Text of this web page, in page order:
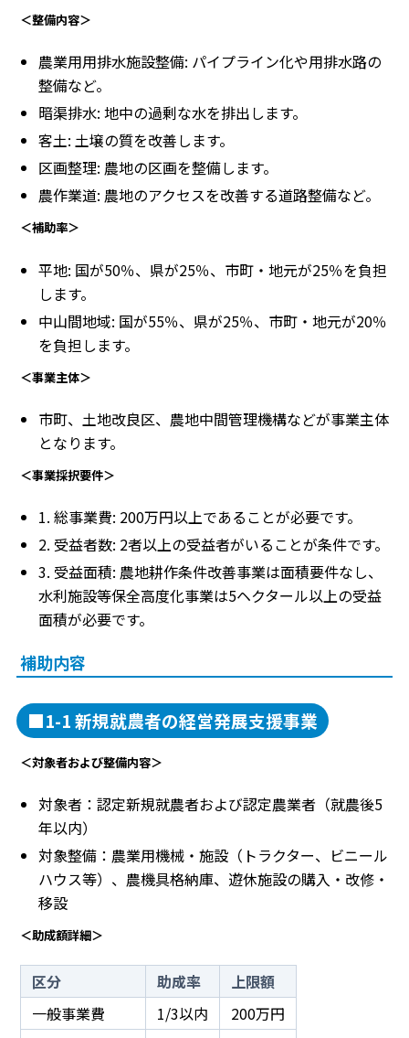
＜整備内容＞
農業用用排水施設整備: パイプライン化や用排水路の
整備など。
暗渠排水: 地中の過剰な水を排出します。
客土: 土壌の質を改善します。
区画整理: 農地の区画を整備します。
農作業道: 農地のアクセスを改善する道路整備など。
＜補助率＞
平地: 国が50％、県が25％、市町・地元が25％を負担
します。
中山間地域: 国が55％、県が25％、市町・地元が20％
を負担します。
＜事業主体＞
市町、土地改良区、農地中間管理機構などが事業主体
となります。
＜事業採択要件＞
1. 総事業費: 200万円以上であることが必要です。
2. 受益者数: 2者以上の受益者がいることが条件です。
3. 受益面積: 農地耕作条件改善事業は面積要件なし、
水利施設等保全高度化事業は5ヘクタール以上の受益
面積が必要です。
補助内容
■1-1 新規就農者の経営発展支援事業
＜対象者および整備内容＞
対象者：認定新規就農者および認定農業者（就農後5
年以内）
対象整備：農業用機械・施設（トラクター、ビニール
ハウス等）、農機具格納庫、遊休施設の購入・改修・
移設
＜助成額詳細＞
区分 助成率
上限額
一般事業費
1/3以内
200万円